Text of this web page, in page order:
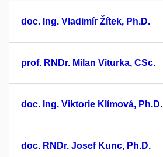
doc. Ing. Vladimír Žítek, Ph.D.
prof. RNDr. Milan Viturka, CSc.
doc. Ing. Viktorie Klímová, Ph.D.
doc. RNDr. Josef Kunc, Ph.D.